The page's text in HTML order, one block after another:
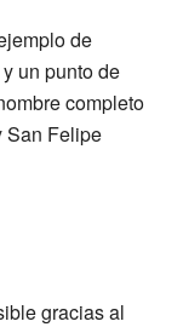
de
un punto de
completo
San Felipe
gracias al